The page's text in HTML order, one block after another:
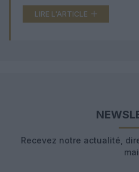
LIRE L'ARTICLE
Recevez notre actualité,